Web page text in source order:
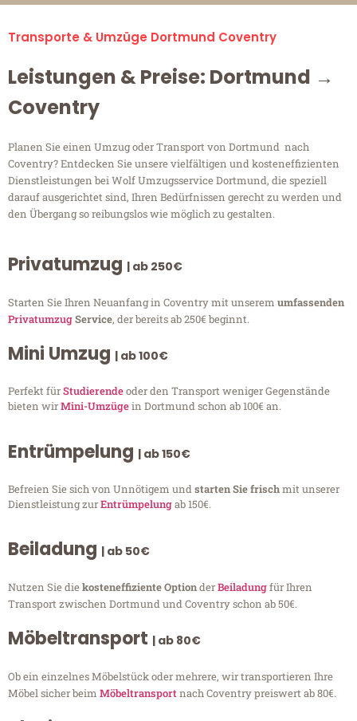
Transporte & Umzüge Dortmund Coventry
Leistungen & Preise: Dortmund →
Coventry
Planen Sie einen Umzug oder Transport von Dortmund nach
Coventry? Entdecken Sie unsere vielfältigen und kosteneffizienten
Dienstleistungen bei Wolf Umzugsservice Dortmund, die speziell
darauf ausgerichtet sind, Ihren Bedürfnissen gerecht zu werden und
den Übergang so reibungslos wie möglich zu gestalten.
Privatumzug | ab 250€
Starten Sie Ihren Neuanfang in Coventry mit unserem umfassenden
PrivatumzugService, der bereits ab 250€ beginnt.
Mini Umzug | ab 100€
Perfekt fürStudierendeoder den Transport weniger Gegenstände
bieten wirMini-Umzügein Dortmund schon ab 100€ an.
Entrümpelung | ab 150€
Befreien Sie sich von Unnötigem undstarten Sie frischmit unserer
Dienstleistung zurEntrümpelungab 150€.
Beiladung | ab 50€
Nutzen Sie diekosteneffiziente OptionderBeiladungfür Ihren
Transport zwischen Dortmund und Coventry schon ab 50€.
Möbeltransport | ab 80€
Ob ein einzelnes Möbelstück oder mehrere, wir transportieren Ihre
Möbel sicher beim Möbeltransportnach Coventry preiswert ab 80€.